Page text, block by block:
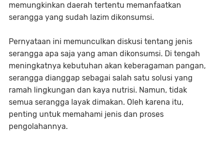
memungkinkan daerah tertentu memanfaatkan
serangga yang sudah lazim dikonsumsi.
Pernyataan ini memunculkan diskusi tentang jenis
serangga apa saja yang aman dikonsumsi. Di tengah
meningkatnya kebutuhan akan keberagaman pangan,
serangga dianggap sebagai salah satu solusi yang
ramah lingkungan dan kaya nutrisi. Namun, tidak
semua serangga layak dimakan. Oleh karena itu,
penting untuk memahami jenis dan proses
pengolahannya.